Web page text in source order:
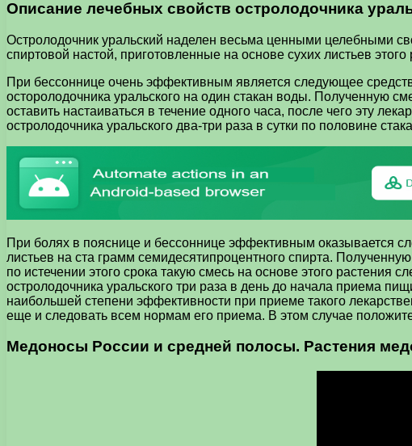
Описание лечебных свойств остролодочника
Остролодочник уральский наделен весьма ценными целебными
спиртовой настой, приготовленные на основе сухих листьев
При бессоннице очень эффективным является следующее
осторолодочника уральского на один стакан воды. Полученную
оставить настаиваться в течение одного часа, после чего эту
остролодочника уральского два-три раза в сутки по половине
При болях в пояснице и бессоннице эффективным оказывается
листьев на ста грамм семидесятипроцентного спирта.
по истечении этого срока такую смесь на основе этого растения
остролодочника уральского три раза в день до начала приема
наибольшей степени эффективности при приеме такого
еще и следовать всем нормам его приема. В этом случае
Медоносы России и средней полосы. Растения